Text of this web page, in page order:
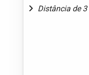
Distância de